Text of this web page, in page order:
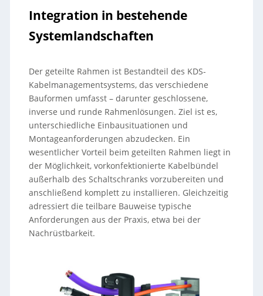
Integration in bestehende
Systemlandschaften
Der geteilte Rahmen ist Bestandteil des KDS-
Kabelmanagementsystems, das verschiedene
Bauformen umfasst – darunter geschlossene,
inverse und runde Rahmenlösungen. Ziel ist es,
unterschiedliche Einbausituationen und
Montageanforderungen abzudecken. Ein
wesentlicher Vorteil beim geteilten Rahmen liegt in
der Möglichkeit, vorkonfektionierte Kabelbündel
außerhalb des Schaltschranks vorzubereiten und
anschließend komplett zu installieren. Gleichzeitig
adressiert die teilbare Bauweise typische
Anforderungen aus der Praxis, etwa bei der
Nachrüstbarkeit.